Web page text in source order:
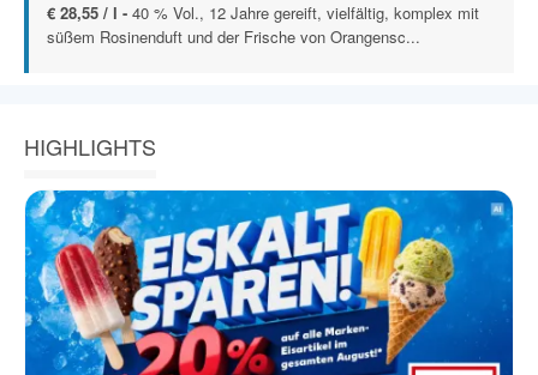
€ 28,55 / l - 40 % Vol., 12 Jahre gereift, vielfältig, komplex mit
süßem Rosinenduft und der Frische von Orangensc...
HIGHLIGHTS